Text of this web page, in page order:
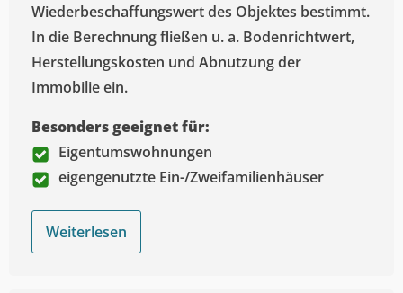
Wiederbeschaffungswert des Objektes bestimmt.
In die Berechnung fließen u. a. Bodenrichtwert,
Herstellungskosten und Abnutzung der
Immobilie ein.
Besonders geeignet für:
Eigentumswohnungen
eigengenutzte Ein-/Zweifamilienhäuser
Weiterlesen